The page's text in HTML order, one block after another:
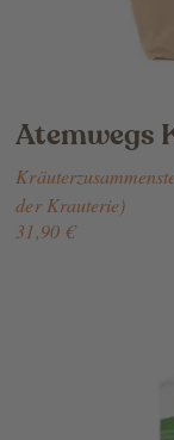
Atemwegs
der Krauterie)
31,90 €